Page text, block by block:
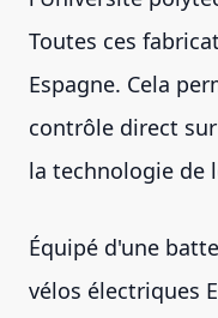
Toutes ces
Espagne. Cela
contrôle direct
la technologie de
Équipé d'une
vélos électriques